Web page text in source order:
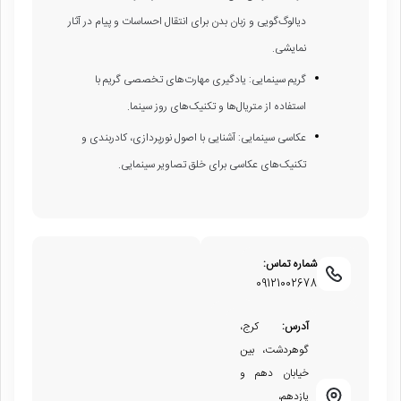
دیالوگ‌گویی و زبان بدن برای انتقال احساسات و پیام در آثار
نمایشی.
گریم سینمایی: یادگیری مهارت‌های تخصصی گریم با
استفاده از متریال‌ها و تکنیک‌های روز سینما.
عکاسی سینمایی: آشنایی با اصول نورپردازی، کادربندی و
تکنیک‌های عکاسی برای خلق تصاویر سینمایی.
شماره تماس:
09121002678
آدرس: کرج،
گوهردشت، بین
خیابان دهم و
یازدهم،